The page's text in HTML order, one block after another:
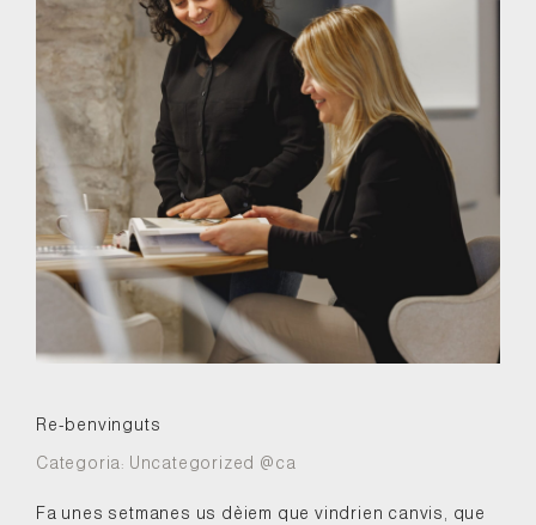
Re-benvinguts
Categoria: Uncategorized @ca
Fa unes setmanes us dèiem que vindrien canvis, que